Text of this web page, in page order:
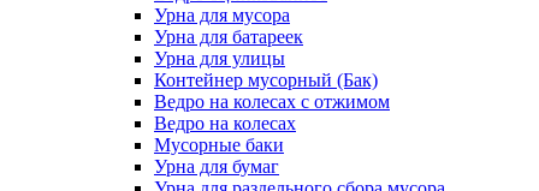
Урна для мусора
Урна для батареек
Урна для улицы
Контейнер мусорный (Бак)
Ведро на колесах с отжимом
Ведро на колесах
Мусорные баки
Урна для бумаг